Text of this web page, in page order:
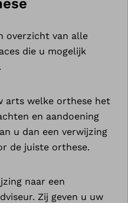
overzicht van alle
die u mogelijk
arts welke orthese het
en aandoening
u dan een verwijzing
de juiste orthese.
naar een
Zij geven u uw